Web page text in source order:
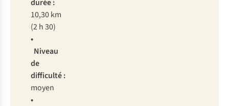
durée :
10,30 km
(2 h 30)
•
Niveau
de
difficulté :
moyen
•